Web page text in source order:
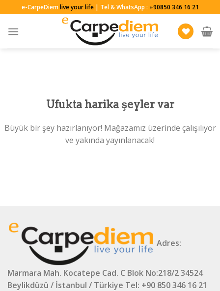
to
content
e-CarpeDiemlive your life| Tel & WhatsApp : +90850 346 16 21
Ufukta harika şeyler var
Büyük bir şey hazırlanıyor! Mağazamız üzerinde çalışılıyor
ve yakında yayınlanacak!
Adres:
Marmara Mah. Kocatepe Cad. C Blok No:218/2 34524
Beylikdüzü / İstanbul / Türkiye Tel: +90 850 346 16 21